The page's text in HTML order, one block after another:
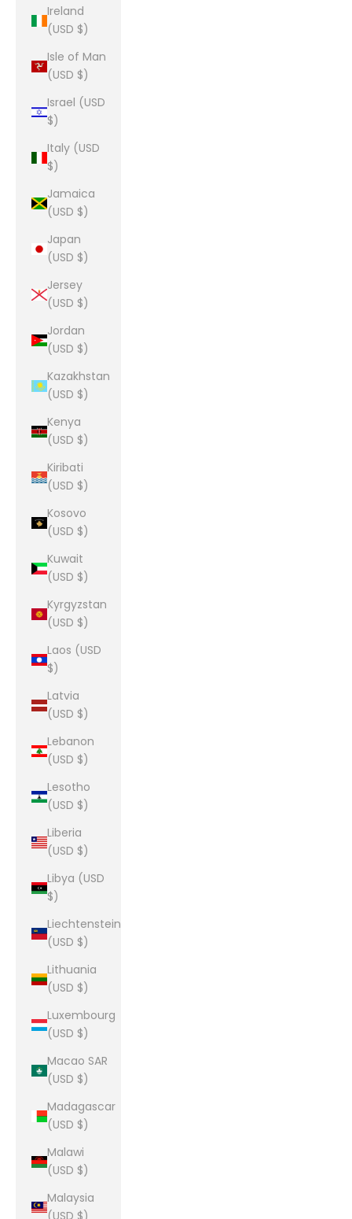
Ireland
(USD $)
Isle of Man
(USD $)
Israel (USD
$)
Italy (USD
$)
Jamaica
(USD $)
Japan
(USD $)
Jersey
(USD $)
Jordan
(USD $)
Kazakhstan
(USD $)
Kenya
(USD $)
Kiribati
(USD $)
Kosovo
(USD $)
Kuwait
(USD $)
Kyrgyzstan
(USD $)
Laos (USD
$)
Latvia
(USD $)
Lebanon
(USD $)
Lesotho
(USD $)
Liberia
(USD $)
Libya (USD
$)
Liechtenstein
(USD $)
Lithuania
(USD $)
Luxembourg
(USD $)
Macao SAR
(USD $)
Madagascar
(USD $)
Malawi
(USD $)
Malaysia